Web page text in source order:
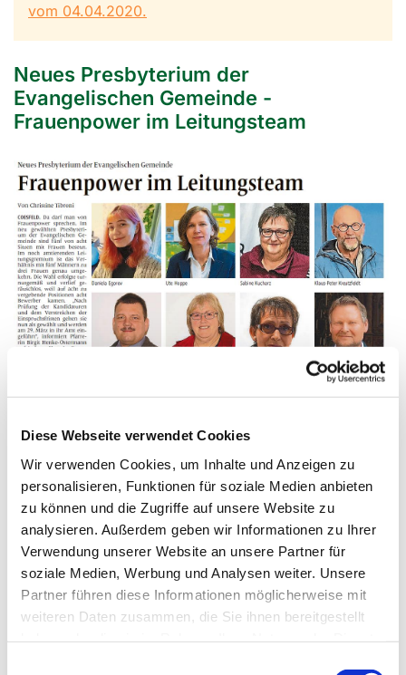
Diese Webseite verwendet Cookies
Wir verwenden Cookies, um Inhalte und Anzeigen zu
personalisieren, Funktionen für soziale Medien anbieten
zu können und die Zugriffe auf unsere Website zu
analysieren. Außerdem geben wir Informationen zu Ihrer
Verwendung unserer Website an unsere Partner für
soziale Medien, Werbung und Analysen weiter. Unsere
Partner führen diese Informationen möglicherweise mit
weiteren Daten zusammen, die Sie ihnen bereitgestellt
vom 04.04.2020.
Neues Presbyterium der
Evangelischen Gemeinde -
Frauenpower im Leitungsteam
Allgemeine Zeitung Coesfeld vom 08.02.2020
Presbyterium wird Sonntag eingeführt
Liebe Gemeinde,